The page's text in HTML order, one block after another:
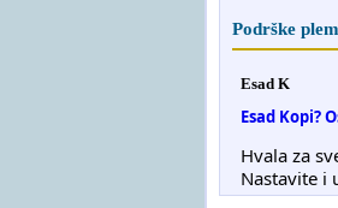
Podrške
Esad K
Esad Kopi?
Hvala za
Nastavite i